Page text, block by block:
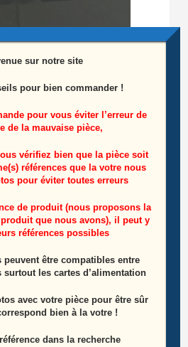
LE52A856 Référence:
0859A
€ Le
initial
était :
40,00€.
20,00€Le
actuel
est :
20,00€.
la suite
sur notre site
pour bien commander !
pour vous éviter l’erreur de
de la mauvaise pièce,
vérifiez bien que la pièce soit
références que la votre nous
pour éviter toutes erreurs
de produit (nous proposons la
que nous avons), il peut y
références possibles
peuvent être compatibles entre
surtout les cartes d’alimentation
avec votre pièce pour être sûr
bien à la votre !
dans la recherche